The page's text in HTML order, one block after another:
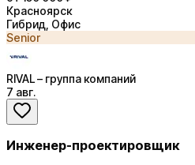
Красноярск
Гибрид, Офис
Senior
RIVAL – группа компаний
7 авг.
Инженер-проектировщик